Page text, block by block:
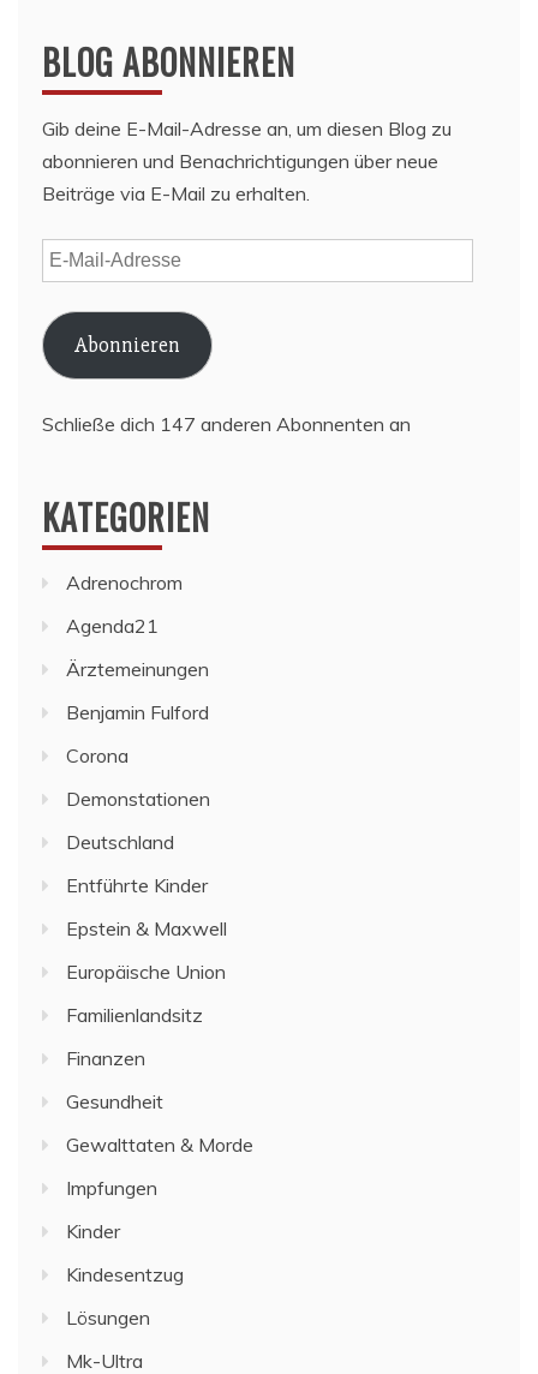
BLOG ABONNIEREN
Gib deine E-Mail-Adresse an, um diesen Blog zu
abonnieren und Benachrichtigungen über neue
Beiträge via E-Mail zu erhalten.
E-
Mail-
Adresse
Abonnieren
Schließe dich 147 anderen Abonnenten an
KATEGORIEN
Adrenochrom
Agenda21
Ärztemeinungen
Benjamin Fulford
Corona
Demonstationen
Deutschland
Entführte Kinder
Epstein & Maxwell
Europäische Union
Familienlandsitz
Finanzen
Gesundheit
Gewalttaten & Morde
Impfungen
Kinder
Kindesentzug
Lösungen
Mk-Ultra